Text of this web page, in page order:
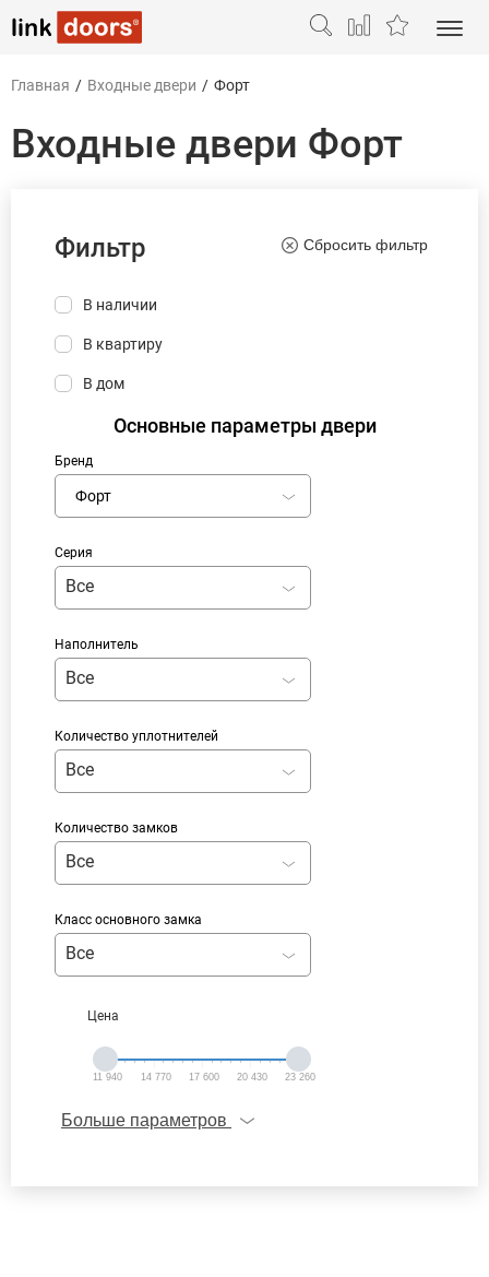
Главная / Входные двери / Форт
Входные двери Форт
Фильтр Сбросить фильтр
В наличии
В квартиру
В дом
Основные параметры двери
Бренд
Форт
Серия
Все
Наполнитель
Все
Количество уплотнителей
Все
Количество замков
Все
Класс основного замка
Все
Цена
11 940 14 770 17 600 20 430 23 260
Больше параметров